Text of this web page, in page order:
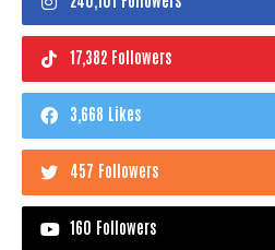
17,382 Followers
3,668 Likes
457 Followers
160 Followers